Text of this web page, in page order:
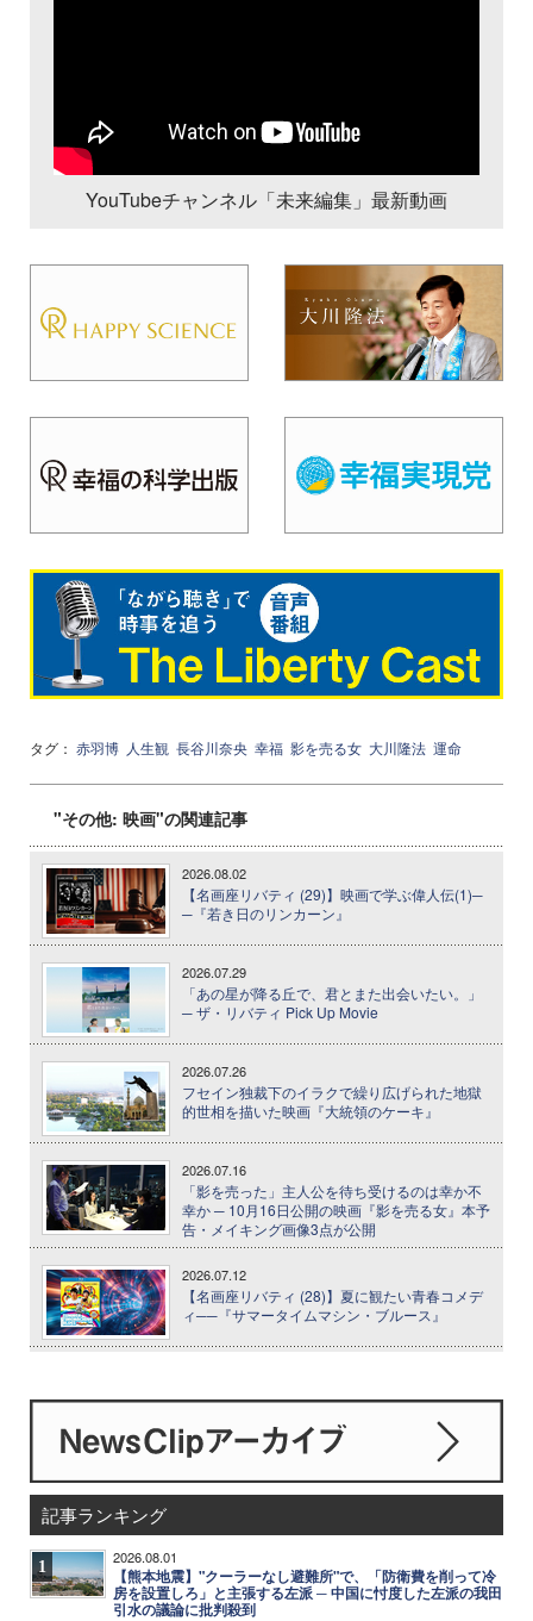
YouTubeチャンネル「未来編集」最新動画
タグ： 赤羽博 人生観 長谷川奈央 幸福 影を売る女 大川隆法 運命
"その他: 映画"の関連記事
2026.08.02
【名画座リバティ (29)】映画で学ぶ偉人伝(1)─
─『若き日のリンカーン』
2026.07.29
「あの星が降る丘で、君とまた出会いたい。」
─ ザ・リバティ Pick Up Movie
2026.07.26
フセイン独裁下のイラクで繰り広げられた地獄
的世相を描いた映画『大統領のケーキ』
2026.07.16
「影を売った」主人公を待ち受けるのは幸か不
幸か ─ 10月16日公開の映画『影を売る女』本予
告・メイキング画像3点が公開
2026.07.12
【名画座リバティ (28)】夏に観たい青春コメデ
ィ──『サマータイムマシン・ブルース』
記事ランキング
1 2026.08.01
【熊本地震】"クーラーなし避難所"で、「防衛費を削って冷
房を設置しろ」と主張する左派 ─ 中国に忖度した左派の我田
引水の議論に批判殺到